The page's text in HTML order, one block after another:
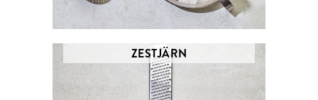
ZESTJÄRN